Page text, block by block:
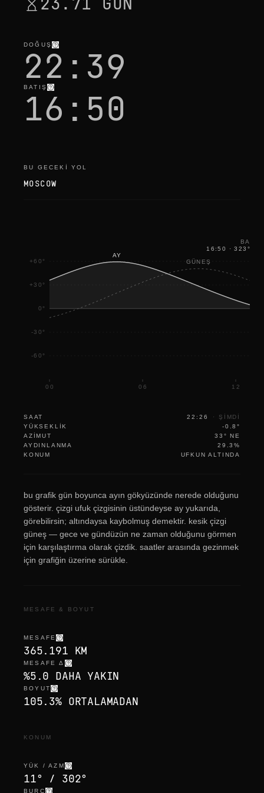
DOĞUŞ
22:39
BATIŞ
16:50
BU GECEKI YOL
MOSCOW
+60°
+30°
0°
-30°
-60°
00 06 12
AY
GÜNEŞ
BATIŞ
16:50
· 323 °
SAAT 22:26 · ŞIMDI
YÜKSEKLIK
-0.8°
AZIMUT
33° NE
AYDINLANMA
29.3%
KONUM
UFKUN ALTINDA
bu grafik gün boyunca ayın gökyüzünde nerede olduğunu
gösterir. çizgi ufuk çizgisinin üstündeyse ay yukarıda,
görebilirsin; altındaysa kaybolmuş demektir. kesik çizgi
güneş — gece ve gündüzün ne zaman olduğunu görmen
için karşılaştırma olarak çizdik. saatler arasında gezinmek
için grafiğin üzerine sürükle.
MESAFE & BOYUT
MESAFE
365.191 KM
MESAFE Δ
%5.0 DAHA YAKIN
BOYUT
105.3% ORTALAMADAN
KONUM
YÜK / AZM
11° / 302°
BURÇ